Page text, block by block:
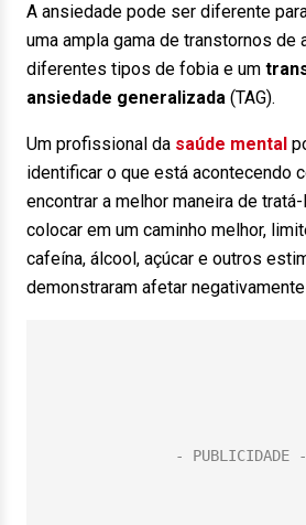
A ansiedade pode ser diferente
uma ampla gama de transtornos de
diferentes tipos de fobia e um
ansiedade generalizada (TAG).
Um profissional da saúde mental
identificar o que está acontecendo
encontrar a melhor maneira de
colocar em um caminho melhor,
cafeína, álcool, açúcar e outros
demonstraram afetar